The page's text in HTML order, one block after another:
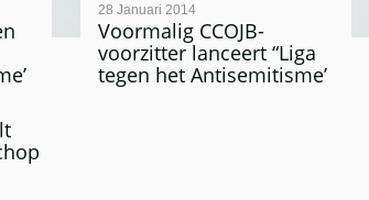
Voormalig CCOJB-
voorzitter lanceert “Liga
tegen het Antisemitisme’
28 Januari 2014